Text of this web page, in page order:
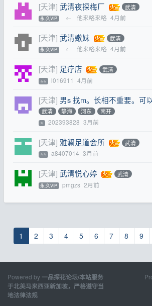
[天津] 武清夜探梅厂 武清
永.久VIP ← 他来咯来咯 4月前
[天津] 武清嫩妹 武清
永.久VIP ← 他来咯来咯 4月前
[天津] 足疗店 武清
⭐⭐ l016911 4月前
[天津] 男s 找m。长相不重要。可
武清 静海 河东 南开
⭐ 202393828 3月前
[天津] 雅澜足道会所 武清
⭐⭐ a8407014 3月前
[天津] 武清悦心婷 武清
永.久VIP pmgzs 2月前
1 2 3 4 5 6 7 8 9
Powered by一品探花论坛/本站服务
于北美马来西亚新加坡，严格遵守当
地法律法规